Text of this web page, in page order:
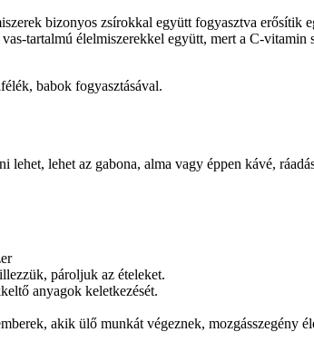
bizonyos zsírokkal együtt fogyasztva erősítik
tartalmú élelmiszerekkel együtt, mert a C-vitamin
babok fogyasztásával.
lehet az gabona, alma vagy éppen kávé,
pároljuk az ételeket.
anyagok keletkezését.
akik ülő munkát végeznek, mozgásszegény